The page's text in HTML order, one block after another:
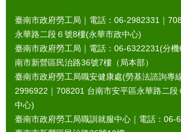
臺南市政府勞工局｜電話：06-2982331｜
永華路二段６號8樓(永華市政中心)
臺南市政府勞工局｜電話：06-6322231(分機
南市新營區民治路36號7樓（局本部）
臺南市政府勞工局職安健康處(勞基法諮詢專
2996922｜ 708201 台南市安平區永華路二
中心)
臺南市政府勞工局職訓就服中心｜電話：06-